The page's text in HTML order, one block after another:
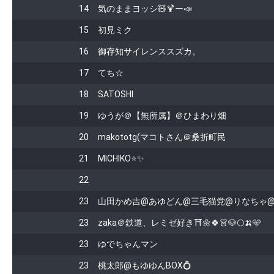
14 気のままヨッシ🧸🍹ー📣
15 初見ミク
16 御存知サイレンススズカ。
17 てち☆
18 SATOSHI
19 ゆうが＠【無所属】＠ひまわり畑
20 makototg(マコトさん＠桑折町民
21 MICHIKO⭐✨
22
23 山田かめ吉@あゆどん@三毛猫党@りなちゃ
23 zaka＠鉄道、レミゼ好き⛩🌼🍀👗🐶🌕🍌🩵
23 ゆでちゃんマン
23 桃太郎@もゆゆんBOX💍